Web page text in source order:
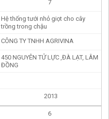
7
Hệ thống tưới nhỏ giọt cho cây
trồng trong chậu
CÔNG TY TNHH AGRIVINA
450 NGUYÊN TỬ LỰC ,ĐÀ LẠT, LÂM
ĐỒNG
2013
6